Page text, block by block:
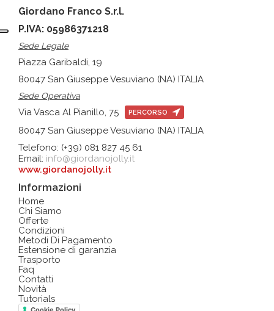
Giordano Franco S.r.l.
P.IVA: 05986371218
Sede Legale
Piazza Garibaldi, 19
80047 San Giuseppe Vesuviano (NA) ITALIA
Sede Operativa
Via Vasca Al Pianillo, 75 PERCORSO
80047 San Giuseppe Vesuviano (NA) ITALIA
Telefono: (+39) 081 827 45 61
Email: info@giordanojolly.it
www.giordanojolly.it
Informazioni
Home
Chi Siamo
Offerte
Condizioni
Metodi Di Pagamento
Estensione di garanzia
Trasporto
Faq
Contatti
Novità
Tutorials